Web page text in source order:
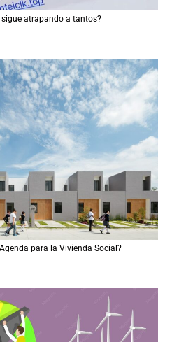
atrapando a tantos?
para la Vivienda Social?